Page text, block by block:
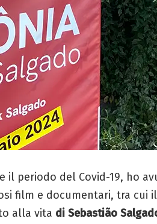
il periodo del Covid-19, ho
film e documentari, tra cui
alla vita di Sebastião